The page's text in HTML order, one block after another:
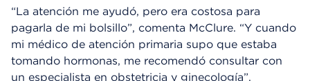
“La atención me ayudó, pero era costosa para
pagarla de mi bolsillo”, comenta McClure. “Y cuando
mi médico de atención primaria supo que estaba
tomando hormonas, me recomendó consultar con
un especialista en obstetricia y ginecología”.